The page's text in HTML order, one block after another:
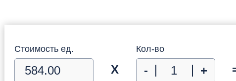
Стоимость ед.
Х
Кол-во
- +